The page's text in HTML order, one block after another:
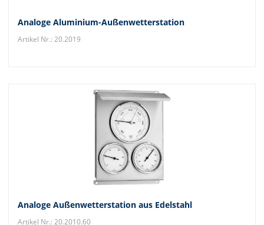
Analoge Aluminium-Außenwetterstation
Artikel Nr.: 20.2019
Analoge Außenwetterstation aus Edelstahl
Artikel Nr.: 20.2010.60